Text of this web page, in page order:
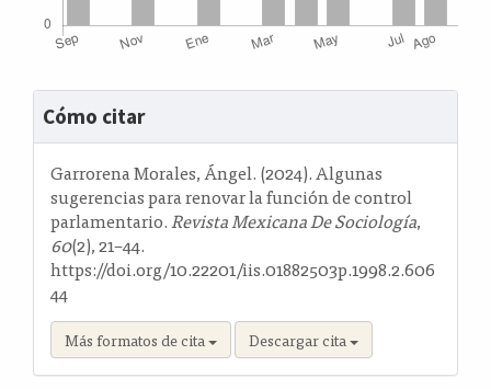
Detalles
del
artículo
Cómo citar
Garrorena Morales, Ángel. (2024). Algunas
sugerencias para renovar la función de control
parlamentario.Revista Mexicana De Sociología,
60(2), 21–44.
https://doi.org/10.22201/iis.01882503p.1998.2.606
44
Más formatos de cita Descargar cita